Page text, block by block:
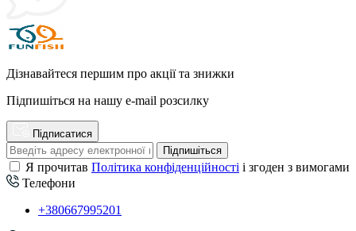
Дізнавайтеся першим про акції та знижки
Підпишіться на нашу e-mail розсилку
Підписатися
Підпишіться
Я прочитав Політика конфіденційності і згоден з вимогами
Телефони
+380667995201